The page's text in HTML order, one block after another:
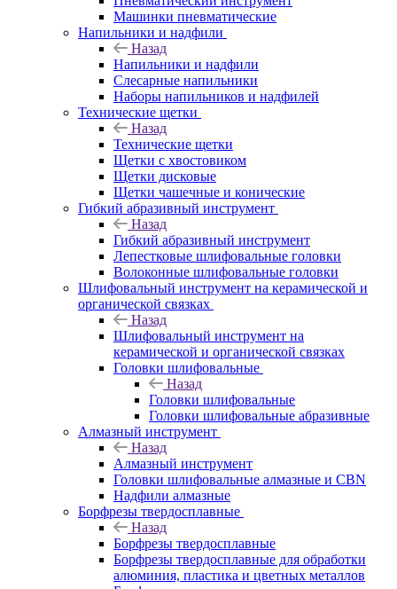
Машинки пневматические
Напильники и надфили
Назад
Напильники и надфили
Слесарные напильники
Наборы напильников и надфилей
Технические щетки
Назад
Технические щетки
Щетки с хвостовиком
Щетки дисковые
Щетки чашечные и конические
Гибкий абразивный инструмент
Назад
Гибкий абразивный инструмент
Лепестковые шлифовальные головки
Волоконные шлифовальные головки
Шлифовальный инструмент на керамической и
органической связках
Назад
Шлифовальный инструмент на
керамической и органической связках
Головки шлифовальные
Назад
Головки шлифовальные
Головки шлифовальные абразивные
Алмазный инструмент
Назад
Алмазный инструмент
Головки шлифовальные алмазные и CBN
Надфили алмазные
Борфрезы твердосплавные
Назад
Борфрезы твердосплавные
Борфрезы твердосплавные для обработки
алюминия, пластика и цветных металлов